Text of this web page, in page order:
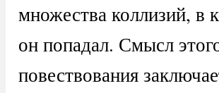
множества коллизий, в
он попадал. Смысл
повествования